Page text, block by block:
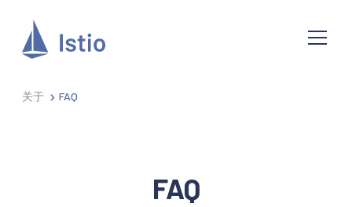
关于 FAQ
FAQ